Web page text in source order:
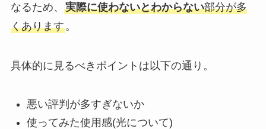
なるため、 実際に使わないとわからない部分が多
くあります。
具体的に見るべきポイントは以下の通り。
悪い評判が多すぎないか
使ってみた使用感(光について)